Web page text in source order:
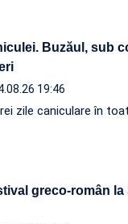
Buzăul, sub
19:46
zile caniculare în
greco-român la